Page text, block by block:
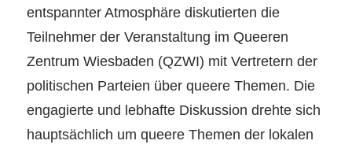
entspannter Atmosphäre diskutierten die
Teilnehmer der Veranstaltung im Queeren
Zentrum Wiesbaden (QZWI) mit Vertretern der
politischen Parteien über queere Themen. Die
engagierte und lebhafte Diskussion drehte sich
hauptsächlich um queere Themen der lokalen